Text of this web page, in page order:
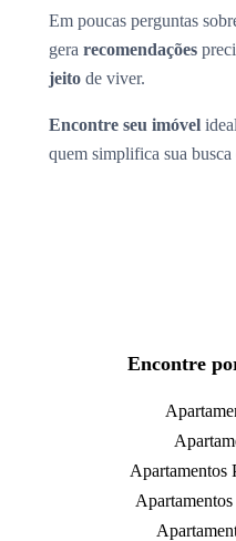
Em poucas perguntas
gera recomendações
jeito de viver.
Encontre seu imóvel
quem simplifica sua
Encontre
Apartamentos